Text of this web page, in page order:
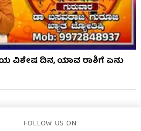
ವಿಶೇಷ ದಿನ, ಯಾವ ರಾಶಿಗೆ ಏನು
FOLLOW US ON